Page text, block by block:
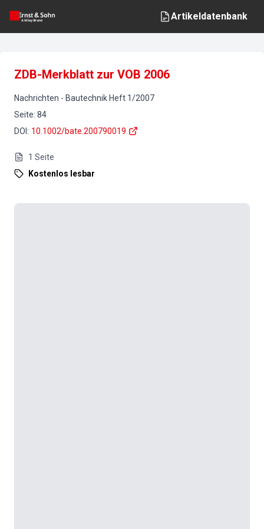
Artikeldatenbank
ZDB-Merkblatt zur VOB 2006
Nachrichten - Bautechnik Heft 1/2007
Seite: 84
DOI : 10.1002/bate.200790019
1 Seite
Kostenlos lesbar